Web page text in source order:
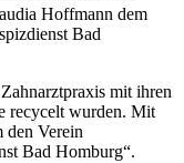
Hoffmann dem
Bad
mit ihren
recycelt wurden. Mit
den Verein
Bad Homburg“.